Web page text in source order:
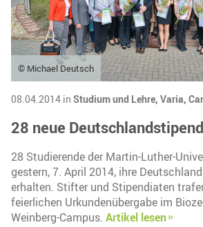
© Michael Deutsch
08.04.2014 in Studium und Lehre, Varia,
28 neue
28 Studierende der Martin-Luther-
gestern, 7. April 2014, ihre
erhalten. Stifter und Stipendiaten
feierlichen Urkundenübergabe im
Weinberg-Campus. Artikel lesen